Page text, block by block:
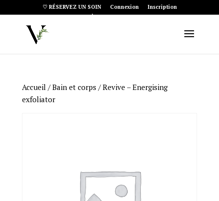
♡ RÉSERVEZ UN SOIN Connexion Inscription
Article 0
Accueil /Bain et corps / Revive – Energising
exfoliator